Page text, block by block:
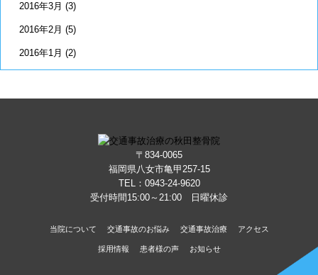
2016年3月 (3)
2016年2月 (5)
2016年1月 (2)
〒834-0065
福岡県八女市亀甲257-15
TEL： 0943-24-9620
受付時間15:00～21:00 日曜休診
当院について 交通事故のお悩み 交通事故治療 アクセス
採用情報 患者様の声 お知らせ